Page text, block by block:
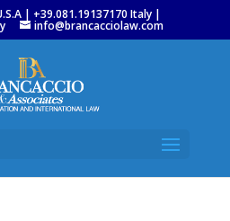
| +39.081.19137170 Italy |
info@brancacciolaw.com